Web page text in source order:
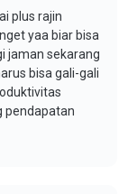
plus rajin
yaa biar bisa
jaman sekarang
bisa gali-gali
pendapatan